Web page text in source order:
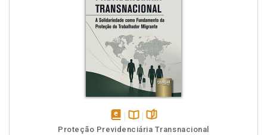
disponívelDisponível
páginas
Proteção Previdenciária Transnacional